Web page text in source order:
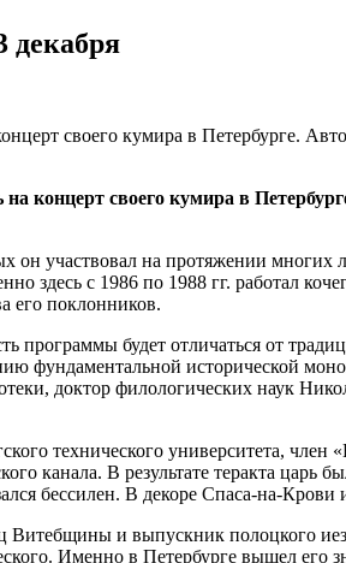
декабря
своего кумира в Петербурге.
концерт своего кумира в
участвовал на протяжении многих
здесь с 1986 по 1988 гг. работал
его поклонников.
программы будет отличаться от
фундаментальной исторической
доктор филологических наук
технического университета,
канала. В результате теракта царь
бессилен. В декоре Спаса-на-Крови
и выпускник полоцкого
Именно в Петербурге вышел